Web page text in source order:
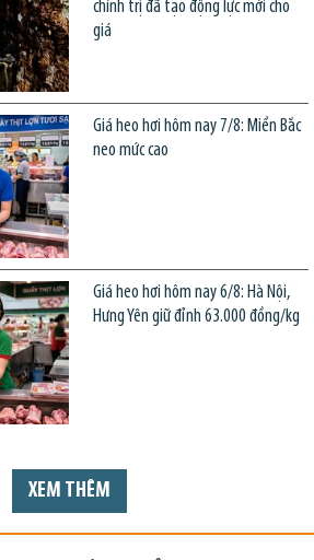
chính trị đã tạo động lực mới cho
giá
Giá heo hơi hôm nay 7/8: Miền Bắc
neo mức cao
Giá heo hơi hôm nay 6/8: Hà Nội,
Hưng Yên giữ đỉnh 63.000 đồng/kg
XEM THÊM